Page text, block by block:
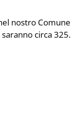
nostro
circa 325.